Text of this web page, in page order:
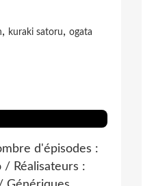
, kuraki satoru, ogata
d'épisodes :
Réalisateurs :